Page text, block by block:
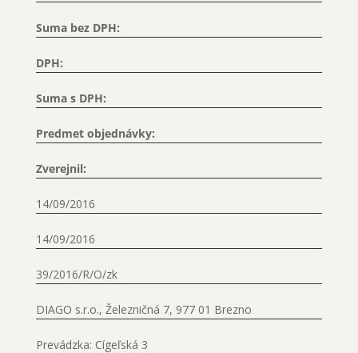
Suma bez DPH:
DPH:
Suma s DPH:
Predmet objednávky:
Zverejnil:
14/09/2016
14/09/2016
39/2016/R/O/zk
DIAGO s.r.o., Železničná 7, 977 01 Brezno
Prevádzka: Cígeľská 3